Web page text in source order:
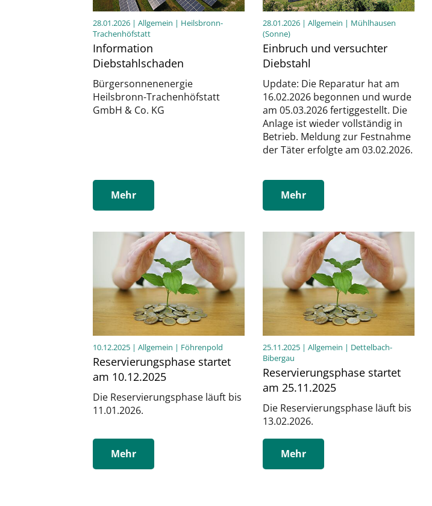
28.01.2026 | Allgemein | Heilsbronn-
Trachenhöfstatt
Information
Diebstahlschaden
Bürgersonnenenergie
Heilsbronn-Trachenhöfstatt
GmbH & Co. KG
Mehr
28.01.2026 | Allgemein | Mühlhausen
(Sonne)
Einbruch und versuchter
Diebstahl
Update: Die Reparatur hat am
16.02.2026 begonnen und wurde
am 05.03.2026 fertiggestellt. Die
Anlage ist wieder vollständig in
Betrieb. Meldung zur Festnahme
der Täter erfolgte am 03.02.2026.
Mehr
10.12.2025 | Allgemein | Föhrenpold
Reservierungsphase startet
am 10.12.2025
Die Reservierungsphase läuft bis
11.01.2026.
Mehr
25.11.2025 | Allgemein | Dettelbach-
Bibergau
Reservierungsphase startet
am 25.11.2025
Die Reservierungsphase läuft bis
13.02.2026.
Mehr